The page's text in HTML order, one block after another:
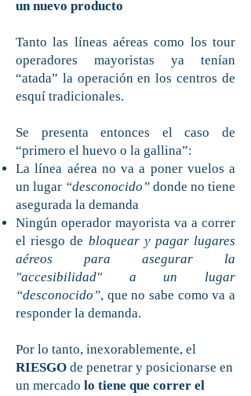
un nuevo producto
Tanto las líneas aéreas como los tour
operadores mayoristas ya tenían
“atada” la operación en los centros de
esquí tradicionales.
Se presenta entonces el caso de
“primero el huevo o la gallina”:
La línea aérea no va a poner vuelos a
un lugar “desconocido” donde no tiene
asegurada la demanda
Ningún operador mayorista va a correr
el riesgo de bloquear y pagar lugares
aéreos para asegurar la
"accesibilidad" a un lugar
“desconocido”, que no sabe como va a
responder la demanda.
Por lo tanto, inexorablemente, el
RIESGO de penetrar y posicionarse en
un mercado lo tiene que correr el